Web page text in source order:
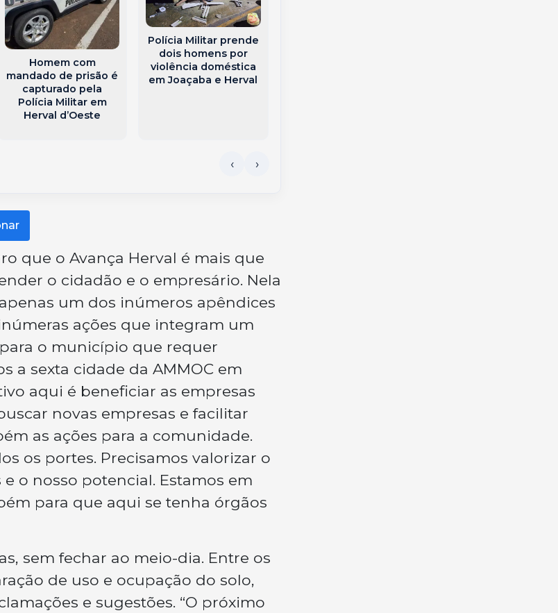
Homem com
mandado de prisão é
capturado pela
Polícia Militar em
Herval d’Oeste
Polícia Militar prende
dois homens por
violência doméstica
em Joaçaba e Herval
que o Avança Herval é mais que
o cidadão e o empresário. Nela
um dos inúmeros apêndices
ações que integram um
o município que requer
a sexta cidade da AMMOC em
aqui é beneficiar as empresas
novas empresas e facilitar
as ações para a comunidade.
os portes. Precisamos valorizar o
o nosso potencial. Estamos em
para que aqui se tenha órgãos
sem fechar ao meio-dia. Entre os
de uso e ocupação do solo,
e sugestões. “O próximo